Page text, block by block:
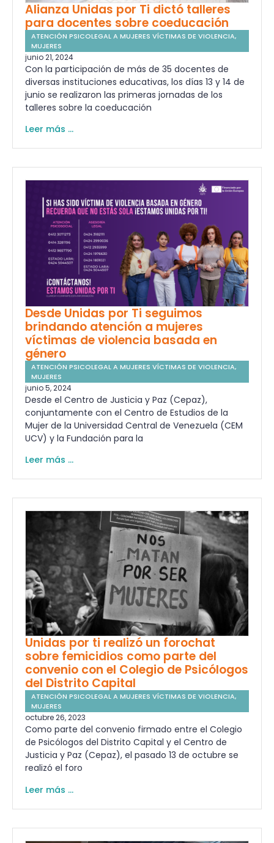
Alianza Unidas por Ti dictó talleres
para docentes sobre coeducación
ATENCIÓN PSICOLEGAL A MUJERES VÍCTIMAS DE VIOLENCIA,
MUJERES
junio 21, 2024
Con la participación de más de 35 docentes de
diversas instituciones educativas, los días 13 y 14 de
junio se realizaron las primeras jornadas de los
talleres sobre la coeducación
Leer más ...
Desde Unidas por Ti seguimos
brindando atención a mujeres
víctimas de violencia basada en
género
ATENCIÓN PSICOLEGAL A MUJERES VÍCTIMAS DE VIOLENCIA,
MUJERES
junio 5, 2024
Desde el Centro de Justicia y Paz (Cepaz),
conjuntamente con el Centro de Estudios de la
Mujer de la Universidad Central de Venezuela (CEM
UCV) y la Fundación para la
Leer más ...
Unidas por ti realizó un forochat
sobre femicidios como parte del
convenio con el Colegio de Psicólogos
del Distrito Capital
ATENCIÓN PSICOLEGAL A MUJERES VÍCTIMAS DE VIOLENCIA,
MUJERES
octubre 26, 2023
Como parte del convenio firmado entre el Colegio
de Psicólogos del Distrito Capital y el Centro de
Justicia y Paz (Cepaz), el pasado 13 de octubre se
realizó el foro
Leer más ...